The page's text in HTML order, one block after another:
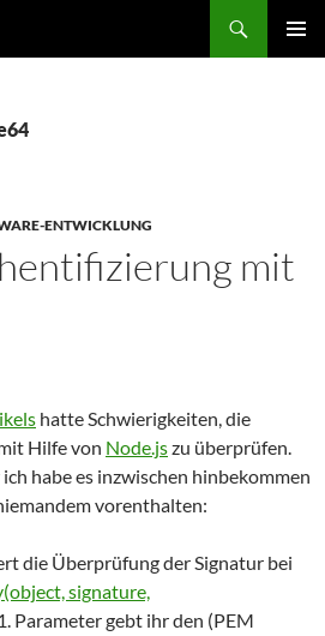
ENTWICKLUNG
mit
hatte Schwierigkeiten, die
Hilfe von Node.jszu überprüfen.
habe es inzwischen hinbekommen
vorenthalten:
die Überprüfung der Signatur bei
signature,
Parameter gebt ihr den (PEM